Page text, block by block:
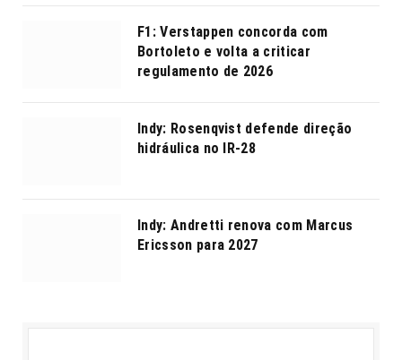
F1: Verstappen concorda com
Bortoleto e volta a criticar
regulamento de 2026
Indy: Rosenqvist defende direção
hidráulica no IR-28
Indy: Andretti renova com Marcus
Ericsson para 2027